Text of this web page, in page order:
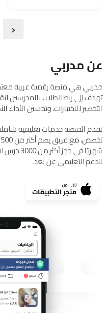
‹
عن مدربي
مدربي هي منصة رقمية عربية
تهدف إلى ربط الطلاب بالمدرسين
التحضير للاختبارات، وتحسين الأداء
شهريًا في
للدعم التعليمي عن بعد.